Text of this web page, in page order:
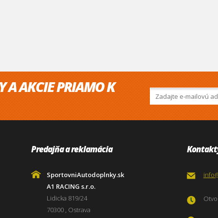
A AKCIE PRIAMO K
Predajňa a reklamácia
SportovniAutodoplnky.sk
A1 RACING s.r.o.
Lidicka 819/24
70300 , Ostrava